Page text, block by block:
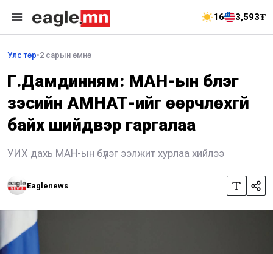
16 3,593₮
Улс төр•2 сарын өмнө
Г.Дамдинням: МАН-ын бүлэг
зэсийн АМНАТ-ийг өөрчлөхгүй
байх шийдвэр гаргалаа
УИХ дахь МАН-ын бүлэг ээлжит хурлаа хийлээ
Eaglenews